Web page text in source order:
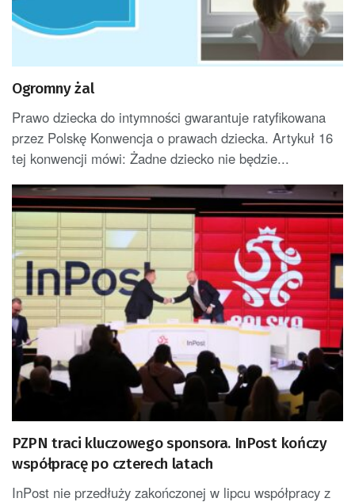
Ogromny żal
Prawo dziecka do intymności gwarantuje ratyfikowana
przez Polskę Konwencja o prawach dziecka. Artykuł 16
tej konwencji mówi: Żadne dziecko nie będzie...
PZPN traci kluczowego sponsora. InPost kończy
współpracę po czterech latach
InPost nie przedłuży zakończonej w lipcu współpracy z